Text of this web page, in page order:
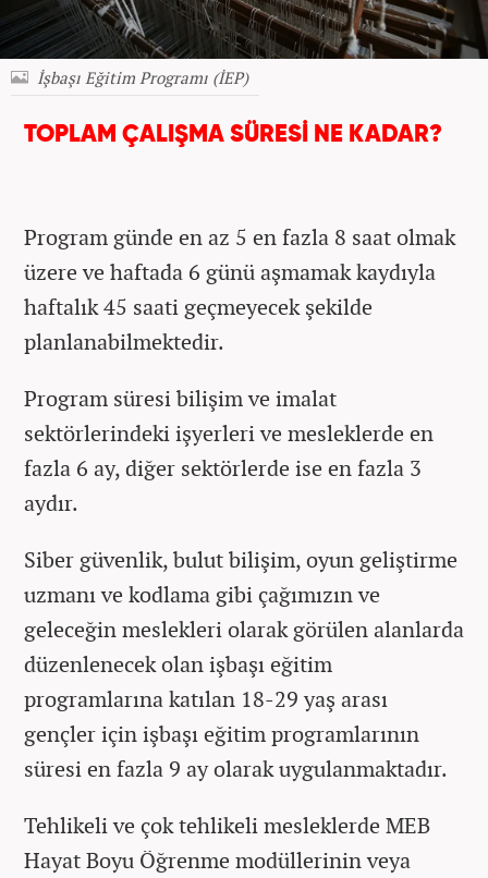
İşbaşı Eğitim Programı (İEP)
TOPLAM ÇALIŞMA SÜRESİ NE KADAR?
Program günde en az 5 en fazla 8 saat olmak
üzere ve haftada 6 günü aşmamak kaydıyla
haftalık 45 saati geçmeyecek şekilde
planlanabilmektedir.
Program süresi bilişim ve imalat
sektörlerindeki işyerleri ve mesleklerde en
fazla 6 ay, diğer sektörlerde ise en fazla 3
aydır.
Siber güvenlik, bulut bilişim, oyun geliştirme
uzmanı ve kodlama gibi çağımızın ve
geleceğin meslekleri olarak görülen alanlarda
düzenlenecek olan işbaşı eğitim
programlarına katılan 18-29 yaş arası
gençler için işbaşı eğitim programlarının
süresi en fazla 9 ay olarak uygulanmaktadır.
Tehlikeli ve çok tehlikeli mesleklerde MEB
Hayat Boyu Öğrenme modüllerinin veya